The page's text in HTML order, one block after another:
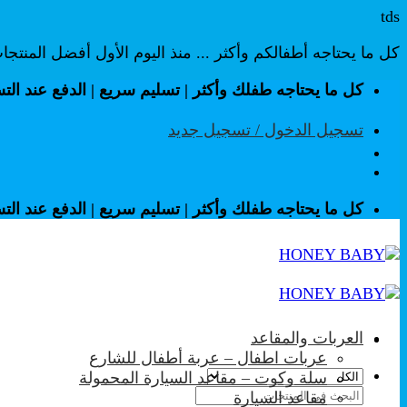
tds
كل ما يحتاجه أطفالكم وأكثر ... منذ اليوم الأول أفضل
تخطيكل ما يحتاجه طفلك وأكثر | تسليم سريع | الدفع عند
تسجيل الدخول / تسجيل جديد
كل ما يحتاجه طفلك وأكثر | تسليم سريع | الدفع عند
البحث
العربات والمقاعد
عربات اطفال – عربة أطفال للشارع
سلة وكوت – مقاعد السيارة المحمولة
مقاعد السيارة